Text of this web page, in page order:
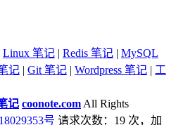
Linux 笔记 | Redis 笔记 | MySQL
记 | Git 笔记 | Wordpress 笔记 | 工
记 coonote.com All Rights
号 请求次数：19 次，加